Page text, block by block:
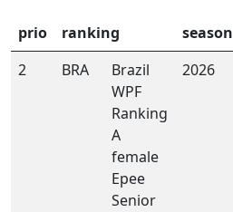
prio ranking season
2
BRA
Brazil
WPF
Ranking
A
female
Epee
Senior
2026